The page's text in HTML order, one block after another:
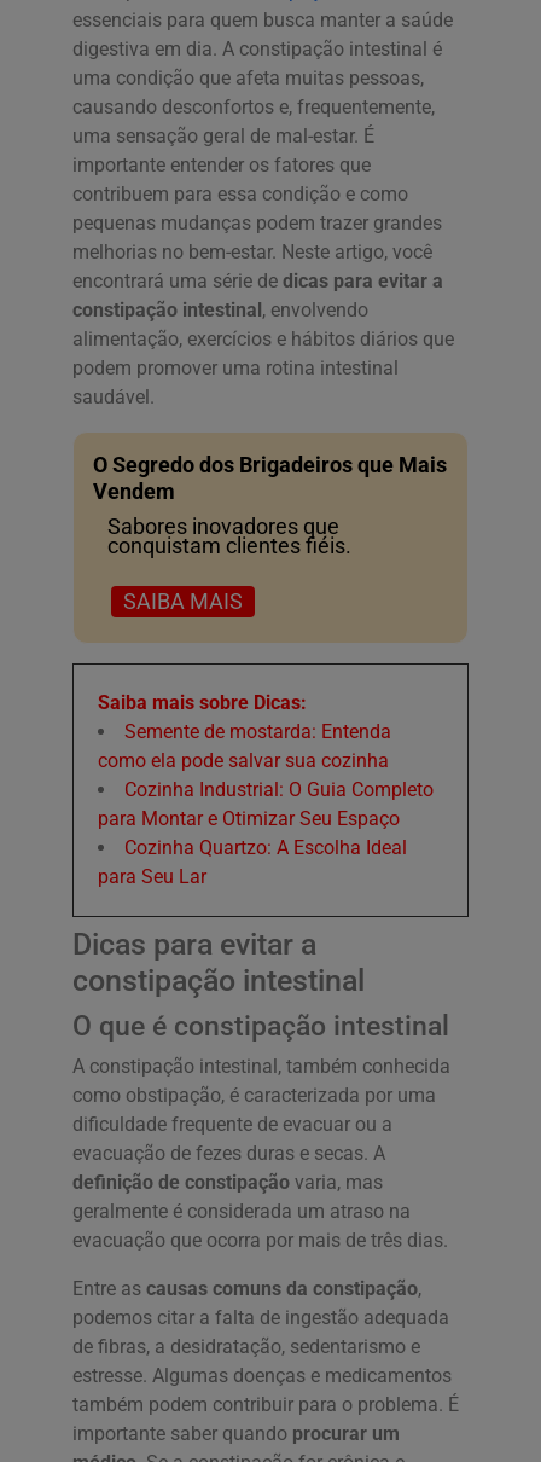
essenciais para quem busca manter a saúde
digestiva em dia. A constipação intestinal é
uma condição que afeta muitas pessoas,
causando desconfortos e, frequentemente,
uma sensação geral de mal-estar. É
importante entender os fatores que
contribuem para essa condição e como
pequenas mudanças podem trazer grandes
melhorias no bem-estar. Neste artigo, você
encontrará uma série de dicas para evitar a
constipação intestinal, envolvendo
alimentação, exercícios e hábitos diários que
podem promover uma rotina intestinal
saudável.
O Segredo dos Brigadeiros que Mais
Vendem
Sabores inovadores que
conquistam clientes fiéis.
SAIBA MAIS
Saiba mais sobre Dicas:
Semente de mostarda: Entenda
como ela pode salvar sua cozinha
Cozinha Industrial: O Guia Completo
para Montar e Otimizar Seu Espaço
Cozinha Quartzo: A Escolha Ideal
para Seu Lar
Dicas para evitar a
constipação intestinal
O que é constipação intestinal
A constipação intestinal, também conhecida
como obstipação, é caracterizada por uma
dificuldade frequente de evacuar ou a
evacuação de fezes duras e secas. A
definição de constipação varia, mas
geralmente é considerada um atraso na
evacuação que ocorra por mais de três dias.
Entre as causas comuns da constipação,
podemos citar a falta de ingestão adequada
de fibras, a desidratação, sedentarismo e
estresse. Algumas doenças e medicamentos
também podem contribuir para o problema. É
importante saber quando procurar um